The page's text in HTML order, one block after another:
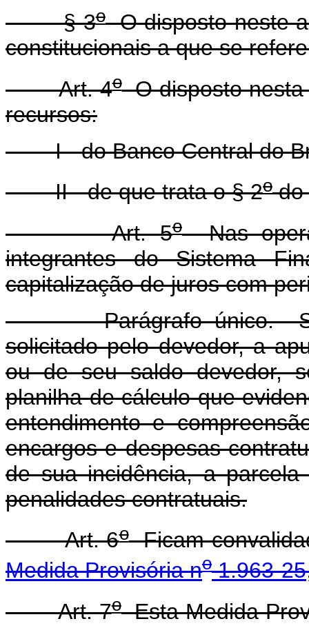
§ 3oO disposto neste
constitucionais a que se
Art. 4oO disposto nesta
recursos:
I - do Banco Central do
II - de que trata o § 2odo
Art. 5oNas
integrantes do Sistema
capitalização de juros com
Parágrafo único.
solicitado pelo devedor, a
ou de seu saldo devedor,
planilha de cálculo que
entendimento e
encargos e despesas
de sua incidência, a
penalidades contratuais.
Art. 6oFicam
Medida Provisória no1.963-
Art. 7oEsta Medida